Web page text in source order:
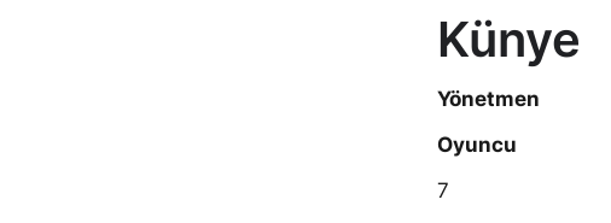
Künye
Yönetmen
Oyuncu
7